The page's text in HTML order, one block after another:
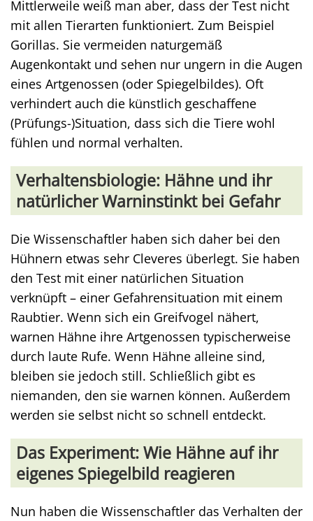
Mittlerweile weiß man aber, dass der Test nicht
mit allen Tierarten funktioniert. Zum Beispiel
Gorillas. Sie vermeiden naturgemäß
Augenkontakt und sehen nur ungern in die Augen
eines Artgenossen (oder Spiegelbildes). Oft
verhindert auch die künstlich geschaffene
(Prüfungs-)Situation, dass sich die Tiere wohl
fühlen und normal verhalten.
Verhaltensbiologie: Hähne und ihr
natürlicher Warninstinkt bei Gefahr
Die Wissenschaftler haben sich daher bei den
Hühnern etwas sehr Cleveres überlegt. Sie haben
den Test mit einer natürlichen Situation
verknüpft – einer Gefahrensituation mit einem
Raubtier. Wenn sich ein Greifvogel nähert,
warnen Hähne ihre Artgenossen typischerweise
durch laute Rufe. Wenn Hähne alleine sind,
bleiben sie jedoch still. Schließlich gibt es
niemanden, den sie warnen können. Außerdem
werden sie selbst nicht so schnell entdeckt.
Das Experiment: Wie Hähne auf ihr
eigenes Spiegelbild reagieren
Nun haben die Wissenschaftler das Verhalten der